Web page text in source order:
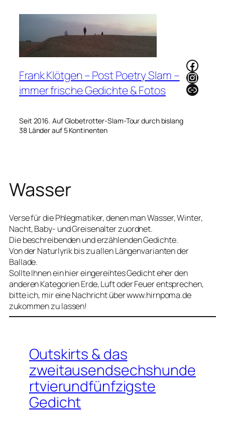
Frank Klötgen – Post Poetry Slam –
immer frische Gedichte & Fotos
Seit 2016. Auf Globetrotter-Slam-Tour durch bislang
38 Länder auf 5 Kontinenten
Link
Wasser
Verse für die Phlegmatiker, denen man Wasser, Winter,
Nacht, Baby- und Greisenalter zuordnet.
Die beschreibenden und erzählenden Gedichte.
Von der Naturlyrik bis zu allen Längenvarianten der
Ballade.
Sollte Ihnen ein hier eingereihtes Gedicht eher den
anderen Kategorien Erde, Luft oder Feuer entsprechen,
bitte ich, mir eine Nachricht über www.hirnpoma.de
zukommen zu lassen!
Outskirts & das
zweitausendsechshunde
rtvierundfünfzigste
Gedicht